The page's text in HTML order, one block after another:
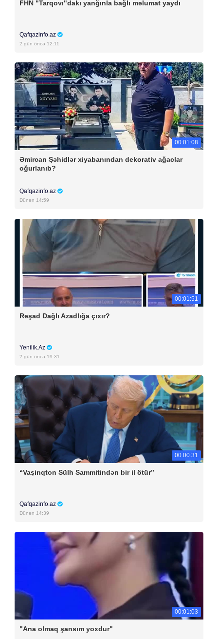
FHN "Tarqovı"dakı yanğınla bağlı məlumat yaydı
Qafqazinfo.az
2 gün öncə 12:11
00:01:08
Əmircan Şəhidlər xiyabanından dekorativ ağaclar
oğurlanıb?
Qafqazinfo.az
Dünən 14:59
00:01:51
Rəşad Dağlı Azadlığa çıxır?
Yenilik.Az
2 gün öncə 19:31
00:00:31
“Vaşinqton Sülh Sammitindən bir il ötür”
Qafqazinfo.az
Dünən 14:39
00:01:03
"Ana olmaq şansım yoxdur"